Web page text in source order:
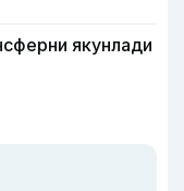
якунлади